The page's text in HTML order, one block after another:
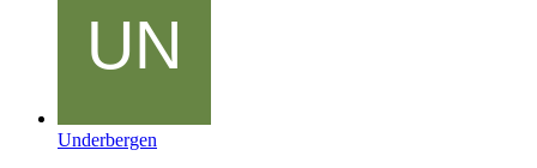
Underbergen